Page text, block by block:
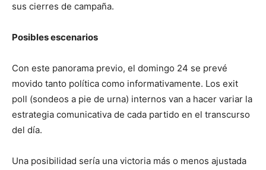
sus cierres de campaña.
Posibles escenarios
Con este panorama previo, el domingo 24 se prevé
movido tanto política como informativamente. Los exit
poll (sondeos a pie de urna) internos van a hacer variar la
estrategia comunicativa de cada partido en el transcurso
del día.
Una posibilidad sería una victoria más o menos ajustada